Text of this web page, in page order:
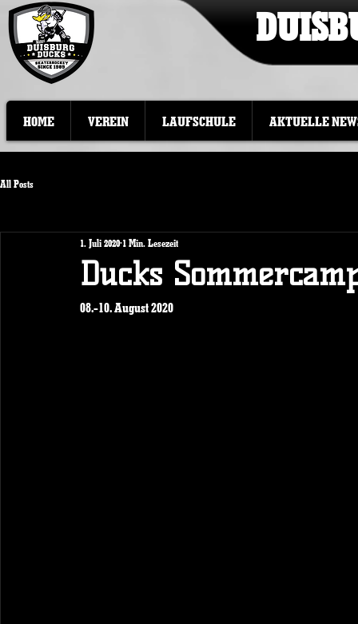
HOME VEREIN LAUFSCHULE AKTUELLE
All Posts
Ducks
1. Juli 2020 1 Min. Lesezeit
08.-10. August 2020